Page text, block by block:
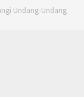
Undang-Undang